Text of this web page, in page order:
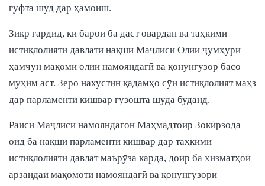
гуфта шуд дар ҳамоиш.
Зикр гардид, ки барои ба даст овардан ва таҳкими
истиқлолияти давлатӣ нақши Маҷлиси Олии ҷумҳурӣ
ҳамчун мақоми олии намояндагӣ ва қонунгузор басо
муҳим аст. Зеро нахустин қадамҳо сӯи истиқлолият маҳз
дар парламенти кишвар гузошта шуда буданд.
Раиси Маҷлиси намояндагон Маҳмадтоир Зокирзода
оид ба нақши парламенти кишвар дар таҳкими
истиқлолияти давлат маърӯза карда, доир ба хизматҳои
арзандаи мақомоти намояндагӣ ва қонунгузори